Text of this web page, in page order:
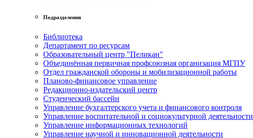
Подразделения
Библиотека
Департамент по ресурсам
Образовательный центр "Пеликан"
Объединённая первичная профсоюзная организация МГПУ
Отдел гражданской обороны и мобилизационной работы
Планово-финансовое управление
Редакционно-издательский центр
Студенческий бассейн
Управление бухгалтерского учета и финансового контроля
Управление воспитательной и социокультурной деятельности
Управление информационных технологий
Управление научной и инновационной деятельности